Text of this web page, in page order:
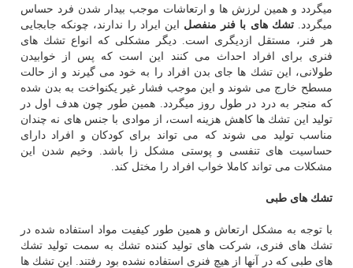
میگردد و همین لرزش ها و ارتعاشات موجب بیدار شدن فرد حساس
میگردد.تشك های با فنر منفصل این ایراد را ندارند، چونكه جابجایی
هر فنر، مستقل ازدیگری است. دیگر مشكلی كه انواع تشك های
فنری برای افراد احداث می كنند این است كه پس از خوابیدن
طولانی، این تشك ها جای بدن افراد را به خود می گیرند و از حالت
مسطح خارج می شوند و این موجب فشار غیر یكنواخت به بدن شده
كه منجر به درد در طول روز میگردد. همین طور چون هدف اول در
تولید این تشك ها كاهش هزینه است، از موادی با جنس های نه چندان
مناسب تولید می شوند كه می تواند برای كودكان و افراد دارای
حساسیت های تنفسی و پوستی مشكل زا باشد. وخیم شدن این
مشكلات می تواند كاملا خواب افراد را مختل كند.
تشك های طبی
با توجه به مشكل ارتعاش و همین طور كیفیت مواد استفاده شده در
تشك های فنری، شركت های تولید كننده تشك به سمت تولید تشك
های طبی كه در آنها از هیچ فنری استفاده نشده بود رفتند. این تشك ها